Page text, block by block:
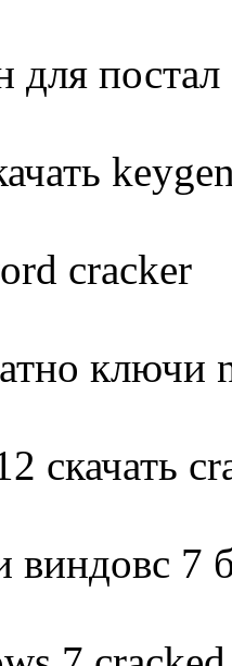
для постал
cracker
ключи
скачать
виндовс 7